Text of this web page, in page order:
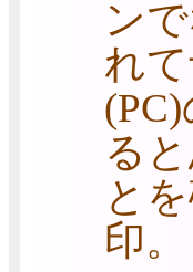
ン
れ
る
と
印。